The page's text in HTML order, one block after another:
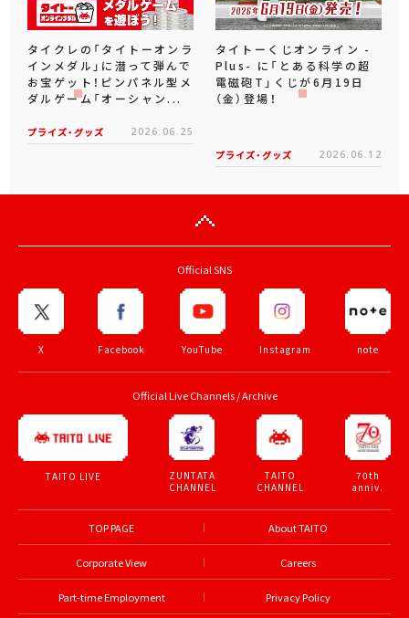
タイクレの「タイトーオンラ
インメダル」に潜って弾んで
お宝ゲット！ピンパネル型メ
ダルゲーム「オーシャン...
プライズ・グッズ 2026.06.25
タイトーくじオンライン -
Plus- に「とある科学の超
電磁砲T」くじが6月19日
（金）登場！
プライズ・グッズ 2026.06.12
Official SNS
X Facebook YouTube Instagram note
Official Live Channels / Archive
TAITO LIVE
ZUNTATA
CHANNEL
TAITO
CHANNEL
70th
anniv.
TOP PAGE About TAITO
Corporate View Careers
Part-time Employment Privacy Policy